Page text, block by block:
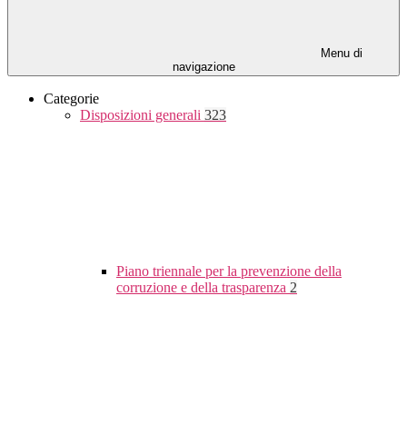
Menu di
navigazione
Categorie
Disposizioni generali 323
Piano triennale per la prevenzione della
corruzione e della trasparenza 2